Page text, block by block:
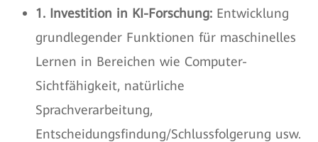
1. Investition in KI-Forschung: Entwicklung
grundlegender Funktionen für maschinelles
Lernen in Bereichen wie Computer-
Sichtfähigkeit, natürliche
Sprachverarbeitung,
Entscheidungsfindung/Schlussfolgerung usw.